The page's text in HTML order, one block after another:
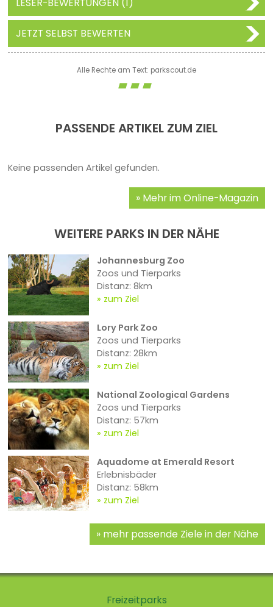
JETZT SELBST BEWERTEN
Alle Rechte am Text: parkscout.de
PASSENDE ARTIKEL ZUM ZIEL
Keine passenden Artikel gefunden.
Mehr im Online-Magazin
WEITERE PARKS IN DER NÄHE
Johannesburg Zoo
Zoos und Tierparks
Distanz: 8km
zum Ziel
Lory Park Zoo
Zoos und Tierparks
Distanz: 28km
zum Ziel
National Zoological Gardens
Zoos und Tierparks
Distanz: 57km
zum Ziel
Aquadome at Emerald Resort
Erlebnisbäder
Distanz: 58km
zum Ziel
mehr passende Ziele in der Nähe
Freizeitparks